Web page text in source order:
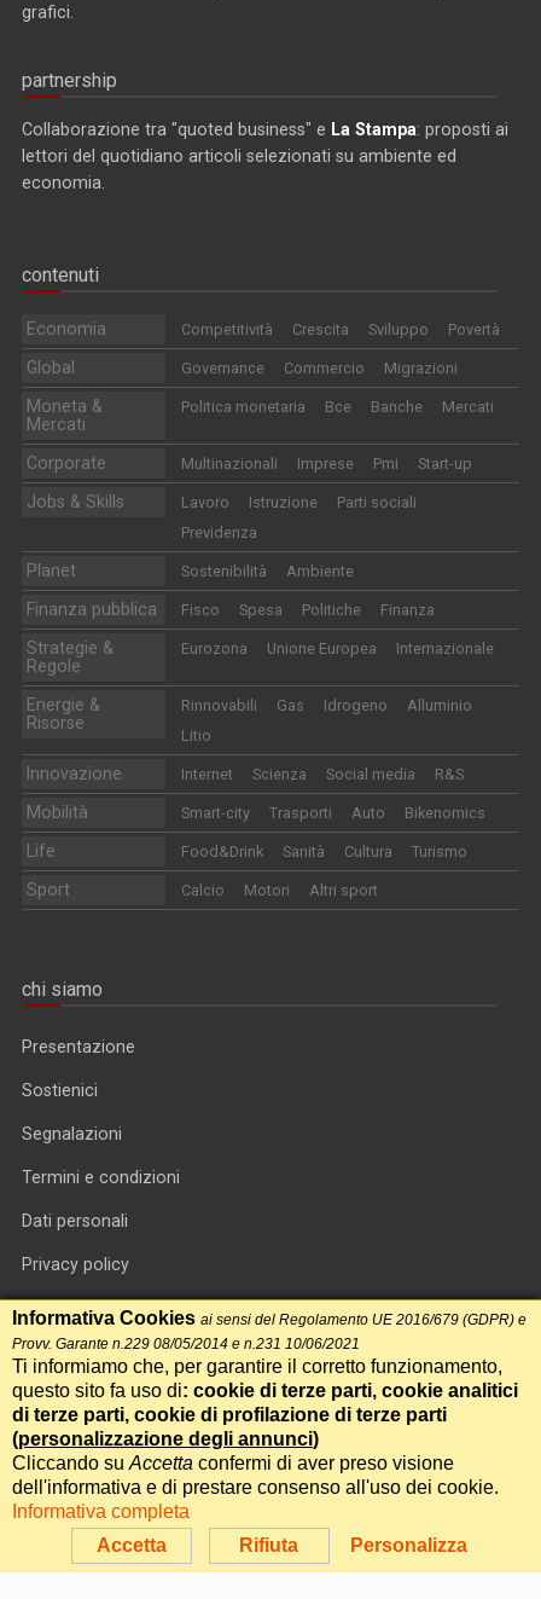
grafici.
partnership
Collaborazione tra "quoted business" e La Stampa: proposti ai
lettori del quotidiano articoli selezionati su ambiente ed
economia.
contenuti
Economia Competitività Crescita Sviluppo Povertà
Global Governance Commercio Migrazioni
Moneta &
Mercati
Politica monetaria Bce Banche Mercati
Corporate Multinazionali Imprese Pmi Start-up
Jobs & Skills Lavoro Istruzione
Parti sociali
Previdenza
Planet Sostenibilità Ambiente
Finanza pubblica Fisco Spesa Politiche Finanza
Strategie &
Regole
Eurozona Unione Europea Internazionale
Energie &
Risorse
Rinnovabili Gas Idrogeno
Alluminio
Litio
Innovazione Internet Scienza Social media R&S
Mobilità Smart-city Trasporti Auto Bikenomics
Life Food&Drink Sanità Cultura Turismo
Sport Calcio Motori Altri sport
chi siamo
Presentazione
Sostienici
Segnalazioni
Termini e condizioni
Dati personali
Privacy policy
Informativa cookie
RSS feed
RSS Top News
Contatti
International Communication S.r.l. • P.IVA 14478081004 • Testata
giornalistica n.191, reg. Tribunale di Roma del 14/12/2017
Powered byItala
Accetta Rifiuta Personalizza
Informativa Cookies ai sensi del Regolamento UE 2016/679 (GDPR) e
Provv. Garante n.229 08/05/2014 e n.231 10/06/2021
Ti informiamo che, per garantire il corretto funzionamento,
questo sito fa uso di: cookie di terze parti, cookie analitici
di terze parti, cookie di profilazione di terze parti
(personalizzazione degli annunci)
Cliccando su Accetta confermi di aver preso visione
dell'informativa e di prestare consenso all'uso dei cookie.
Informativa completa